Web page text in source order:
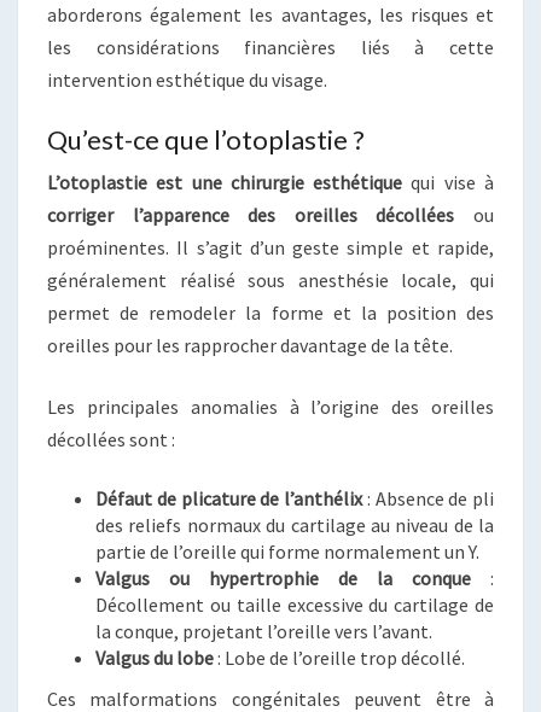
aborderons également les avantages, les risques et
les considérations financières liés à cette
intervention esthétique du visage.
Qu’est-ce que l’otoplastie ?
L’otoplastie est une chirurgie esthétique qui vise à
corriger l’apparence des oreilles décollées ou
proéminentes. Il s’agit d’un geste simple et rapide,
généralement réalisé sous anesthésie locale, qui
permet de remodeler la forme et la position des
oreilles pour les rapprocher davantage de la tête.
Les principales anomalies à l’origine des oreilles
décollées sont :
Défaut de plicature de l’anthélix: Absence de pli
des reliefs normaux du cartilage au niveau de la
partie de l’oreille qui forme normalement un Y.
Valgus ou hypertrophie de la conque :
Décollement ou taille excessive du cartilage de
la conque, projetant l’oreille vers l’avant.
Valgus du lobe: Lobe de l’oreille trop décollé.
Ces malformations congénitales peuvent être à